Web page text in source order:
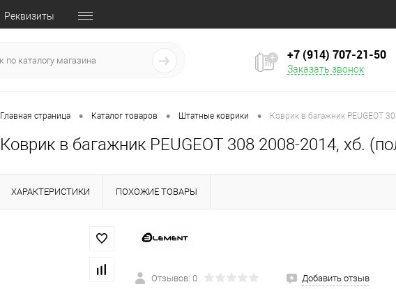
Реквизиты
+7 (914) 707‒21‒50
Заказать звонок
Главная страница • Каталог товаров • Штатные коврики • Коврик в багажник PEUGEOT
Коврик в багажник PEUGEOT 308 2008-2014, хб.
ХАРАКТЕРИСТИКИ ПОХОЖИЕ ТОВАРЫ
Отзывов: 0 Добавить отзыв